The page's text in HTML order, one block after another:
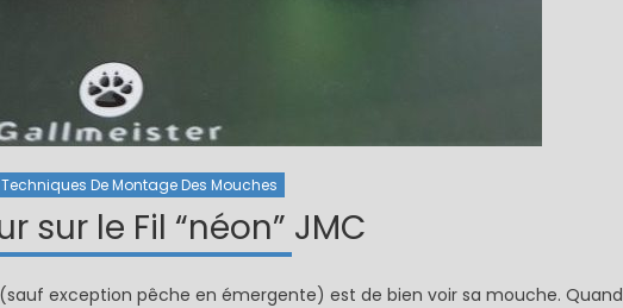
Techniques De Montage Des Mouches
sur le Fil “néon” JMC
exception pêche en émergente) est de bien voir sa mouche. Quand